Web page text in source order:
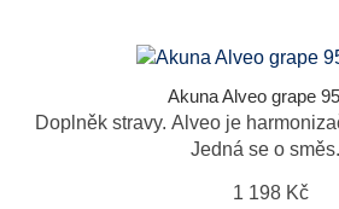
Akuna Alveo grape
Doplněk stravy. Alveo je
Jedná se o
1 198 Kč